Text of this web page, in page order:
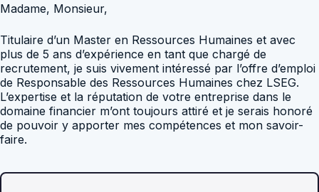
Madame, Monsieur,
Titulaire d’un Master en Ressources Humaines et avec
plus de 5 ans d’expérience en tant que chargé de
recrutement, je suis vivement intéressé par l’offre d’emploi
de Responsable des Ressources Humaines chez LSEG.
L’expertise et la réputation de votre entreprise dans le
domaine financier m’ont toujours attiré et je serais honoré
de pouvoir y apporter mes compétences et mon savoir-
faire.